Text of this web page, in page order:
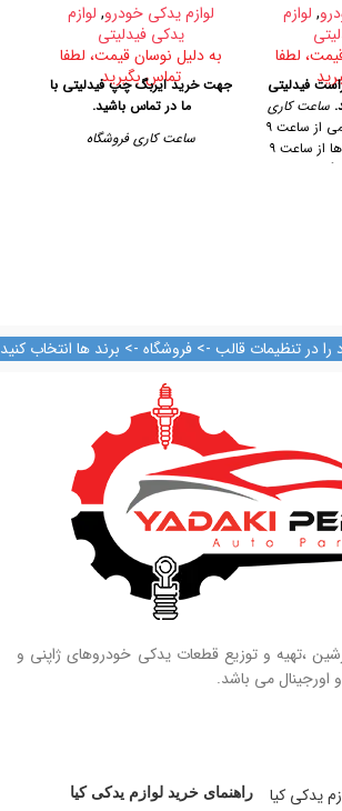
, لوازم
لطفا
فیدلیتی
ساعت کاری
روزهای رسمی از ساعت ۹
الی ۱۹ – پنجشنبه ها از ساعت ۹
لوازم یدکی خودرو, لوازم
یدکی فیدلیتی
به دلیل نوسان قیمت، لطفا
تماس بگیرید
جهت خرید ایربگ چپ فیدلیتی با
ما در تماس باشید.
ساعت کاری فروشگاه
09128884461
09124847876
را در تنظیمات قالب -> فروشگاه -> برند ها انتخاب کنید
،تهیه و توزیع قطعات یدکی خودروهای ژاپنی و
اورجینال می باشد.
راهنمای خرید لوازم یدکی کیا